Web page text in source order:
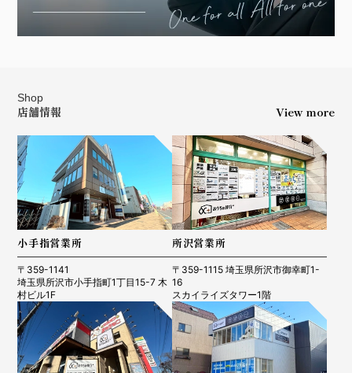
Shop
店舗情報 View more
小手指営業所
〒359-1141
埼玉県所沢市小手指町1丁目15-7 木
村ビル1F
所沢営業所
〒359-1115 埼玉県所沢市御幸町1-
16
スカイライズタワー1階